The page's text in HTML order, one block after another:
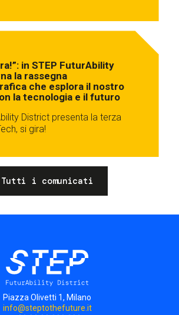
in STEP FuturAbility
la rassegna
che esplora il nostro
la tecnologia e il futuro
District presenta la terza
si gira!
Tutti i comunicati
Piazza Olivetti 1, Milano
info@steptothefuture.it